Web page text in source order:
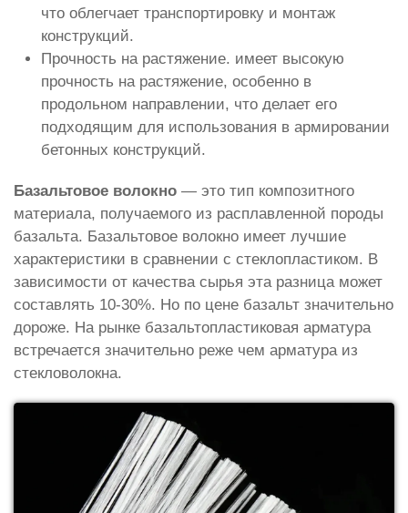
что облегчает транспортировку и монтаж
конструкций.
Прочность на растяжение. имеет высокую
прочность на растяжение, особенно в
продольном направлении, что делает его
подходящим для использования в армировании
бетонных конструкций.
Базальтовое волокно — это тип композитного
материала, получаемого из расплавленной породы
базальта. Базальтовое волокно имеет лучшие
характеристики в сравнении с стеклопластиком. В
зависимости от качества сырья эта разница может
составлять 10-30%. Но по цене базальт значительно
дороже. На рынке базальтопластиковая арматура
встречается значительно реже чем арматура из
стекловолокна.